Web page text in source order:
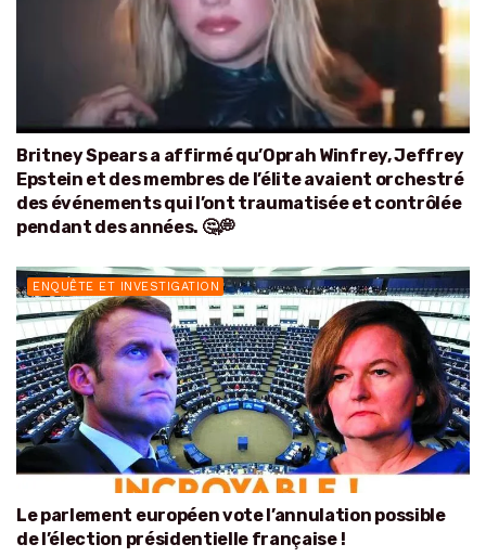
Britney Spears a affirmé qu’Oprah Winfrey, Jeffrey
Epstein et des membres de l’élite avaient orchestré
des événements qui l’ont traumatisée et contrôlée
pendant des années. 🤔💭
ENQUÊTE ET INVESTIGATION
Le parlement européen vote l’annulation possible
de l’élection présidentielle française !